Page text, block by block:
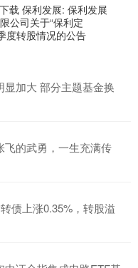
载 保利发展: 保利发展
公司关于“保利定
度转股情况的公告
加大 部分主题基金换
飞的武勇，一生充满传
债上涨0.35%，转股溢